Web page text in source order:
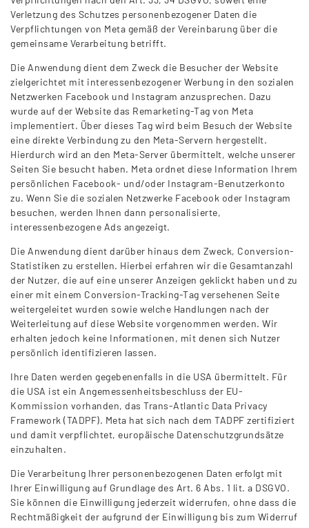
Verletzung des Schutzes personenbezogener Daten die
Verpflichtungen von Meta gemäß der Vereinbarung über die
gemeinsame Verarbeitung betrifft.
Die Anwendung dient dem Zweck die Besucher der Website
zielgerichtet mit interessenbezogener Werbung in den sozialen
Netzwerken Facebook und Instagram anzusprechen. Dazu
wurde auf der Website das Remarketing-Tag von Meta
implementiert. Über dieses Tag wird beim Besuch der Website
eine direkte Verbindung zu den Meta-Servern hergestellt.
Hierdurch wird an den Meta-Server übermittelt, welche unserer
Seiten Sie besucht haben. Meta ordnet diese Information Ihrem
persönlichen Facebook- und/oder Instagram-Benutzerkonto
zu. Wenn Sie die sozialen Netzwerke Facebook oder Instagram
besuchen, werden Ihnen dann personalisierte,
interessenbezogene Ads angezeigt.
Die Anwendung dient darüber hinaus dem Zweck, Conversion-
Statistiken zu erstellen. Hierbei erfahren wir die Gesamtanzahl
der Nutzer, die auf eine unserer Anzeigen geklickt haben und zu
einer mit einem Conversion-Tracking-Tag versehenen Seite
weitergeleitet wurden sowie welche Handlungen nach der
Weiterleitung auf diese Website vorgenommen werden. Wir
erhalten jedoch keine Informationen, mit denen sich Nutzer
persönlich identifizieren lassen.
Ihre Daten werden gegebenenfalls in die USA übermittelt. Für
die USA ist ein Angemessenheitsbeschluss der EU-
Kommission vorhanden, das Trans-Atlantic Data Privacy
Framework (TADPF). Meta hat sich nach dem TADPF zertifiziert
und damit verpflichtet, europäische Datenschutzgrundsätze
einzuhalten.
Die Verarbeitung Ihrer personenbezogenen Daten erfolgt mit
Ihrer Einwilligung auf Grundlage des Art. 6 Abs. 1 lit. a DSGVO.
Sie können die Einwilligung jederzeit widerrufen, ohne dass die
Rechtmäßigkeit der aufgrund der Einwilligung bis zum Widerruf